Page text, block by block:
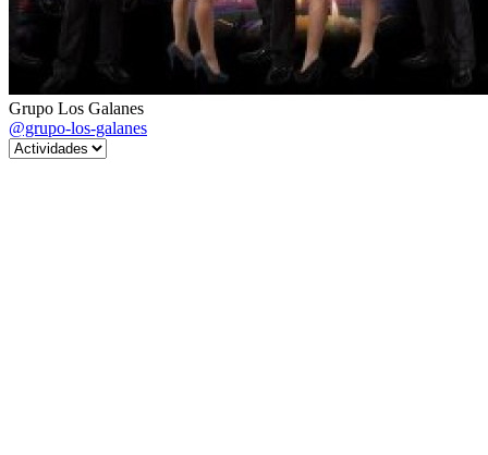
Grupo Los Galanes
@grupo-los-galanes